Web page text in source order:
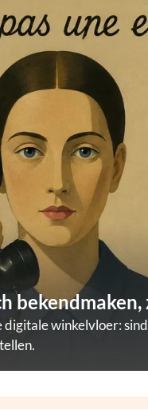
bekendmaken,
winkelvloer: